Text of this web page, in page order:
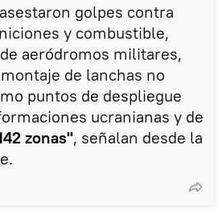
golpes contra
y combustible,
aeródromos militares,
de lanchas no
puntos de despliegue
ucranianas y de
zonas", señalan desde la